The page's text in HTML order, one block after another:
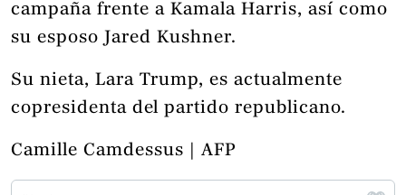
campaña frente a Kamala Harris, así como
su esposo Jared Kushner.
Su nieta, Lara Trump, es actualmente
copresidenta del partido republicano.
Camille Camdessus | AFP